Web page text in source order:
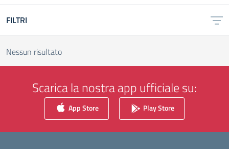
FILTRI
Nessun risultato
Scarica la nostra app ufficiale su:
App Store Play Store